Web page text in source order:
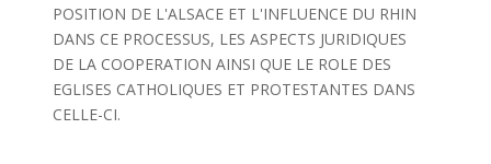
POSITION DE L'ALSACE ET L'INFLUENCE DU RHIN
DANS CE PROCESSUS, LES ASPECTS JURIDIQUES
DE LA COOPERATION AINSI QUE LE ROLE DES
EGLISES CATHOLIQUES ET PROTESTANTES DANS
CELLE-CI.